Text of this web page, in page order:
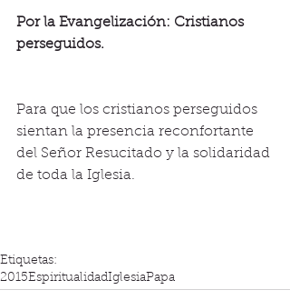
Por la Evangelización: Cristianos
perseguidos.
Para que los cristianos perseguidos
sientan la presencia reconfortante
del Señor Resucitado y la solidaridad
de toda la Iglesia.
Etiquetas:
2015EspiritualidadIglesiaPapa